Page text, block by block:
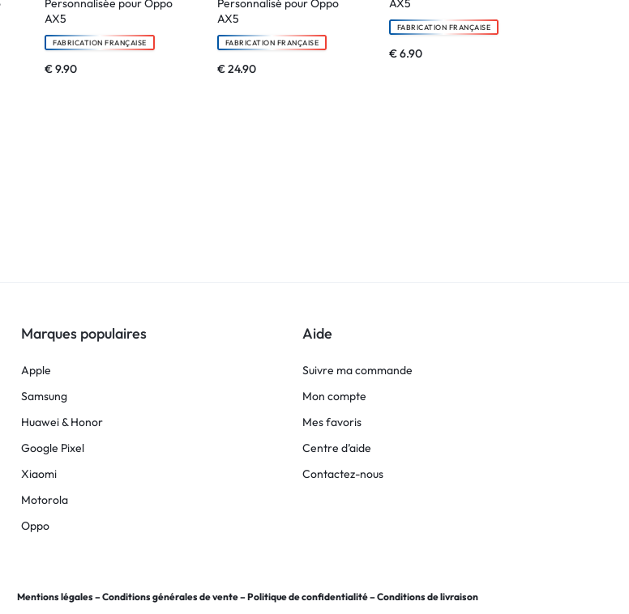
Personnalisée pour Oppo
AX5
FABRICATION FRANÇAISE
€9.90
Personnalisé pour Oppo
AX5
FABRICATION FRANÇAISE
€24.90
AX5
FABRICATION FRANÇAISE
€6.90
Marques populaires
Apple
Samsung
Huawei & Honor
Google Pixel
Xiaomi
Motorola
Oppo
Aide
Suivre ma commande
Mon compte
Mes favoris
Centre d’aide
Contactez-nous
Mentions légales –Conditions générales de vente–Politique de confidentialité–Conditions de livraison